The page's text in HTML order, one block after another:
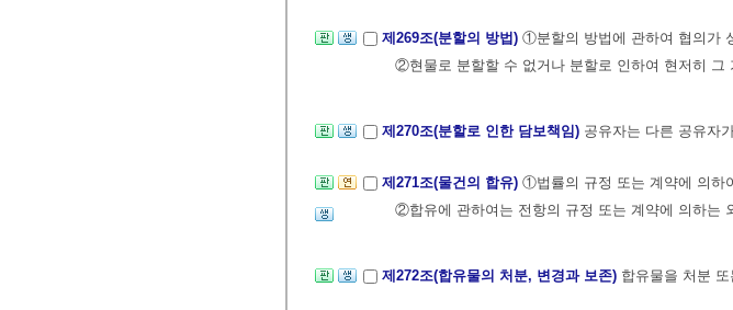
제269조(분할의 방법) ①분할의 방법에 관하여 협의가
②현물로 분할할 수 없거나 분할로 인하여 현저히 그
제270조(분할로 인한 담보책임) 공유자는 다른 공유자
제271조(물건의 합유) ①법률의 규정 또는 계약에 의하
②합유에 관하여는 전항의 규정 또는 계약에 의하는
제272조(합유물의 처분, 변경과 보존) 합유물을 처분